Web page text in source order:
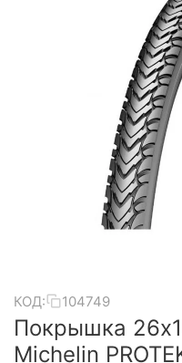
КОД: 104749
Покрышка
Michelin